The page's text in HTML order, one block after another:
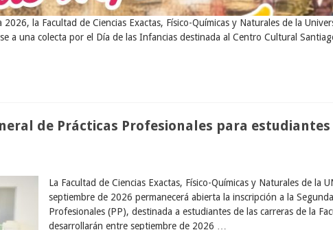
la Facultad de Ciencias Exactas, Físico-Químicas y Naturales de la
a una colecta por el Día de las Infancias destinada al Centro Cultural
de Prácticas Profesionales para estudiantes
La Facultad de Ciencias Exactas, Físico-Químicas y Naturales de la
septiembre de 2026 permanecerá abierta la inscripción a la
Profesionales (PP), destinada a estudiantes de las carreras de la
desarrollarán entre septiembre de 2026 …